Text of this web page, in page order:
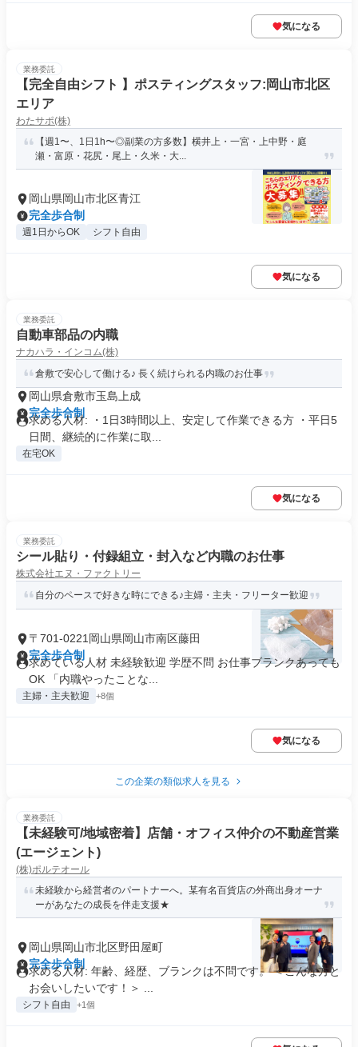
気になる
業務委託
【完全自由シフト 】ポスティングスタッフ:岡山市北区
エリア
わたサポ(株)
【週1〜、1日1h〜◎副業の方多数】横井上・一宮・上中野・庭
瀬・富原・花尻・尾上・久米・大...
岡山県岡山市北区青江
完全歩合制
週1日からOK シフト自由
気になる
業務委託
自動車部品の内職
ナカハラ・インコム(株)
倉敷で安心して働ける♪ 長く続けられる内職のお仕事
岡山県倉敷市玉島上成
完全歩合制
求める人材: ・1日3時間以上、安定して作業できる方 ・平日5
日間、継続的に作業に取...
在宅OK
気になる
業務委託
シール貼り・付録組立・封入など内職のお仕事
株式会社エヌ・ファクトリー
自分のペースで好きな時にできる♪主婦・主夫・フリーター歓迎
〒701-0221岡山県岡山市南区藤田
完全歩合制
求めている人材 未経験歓迎 学歴不問 お仕事ブランクあっても
OK 「内職やったことな...
主婦・主夫歓迎 +8個
気になる
この企業の類似求人を見る
業務委託
【未経験可/地域密着】店舗・オフィス仲介の不動産営業
(エージェント)
(株)ポルテオール
未経験から経営者のパートナーへ。某有名百貨店の外商出身オーナ
ーがあなたの成長を伴走支援★
岡山県岡山市北区野田屋町
完全歩合制
求める人材: 年齢、経歴、ブランクは不問です。 ＜こんな方と
お会いしたいです！＞ ...
シフト自由 +1個